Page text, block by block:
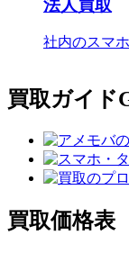
法人買取
社内のスマ
買取ガイド
買取価格表